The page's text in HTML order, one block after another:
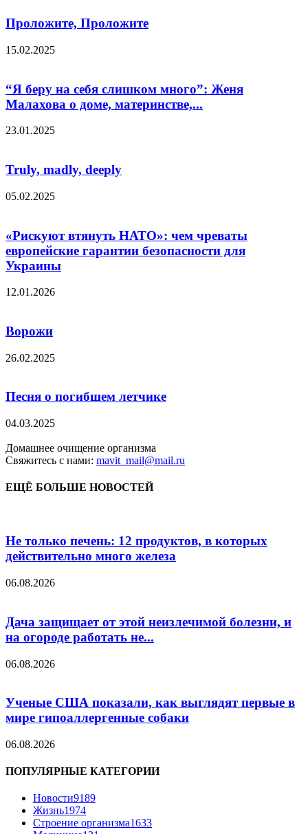
Проложите, Проложите
15.02.2025
“Я беру на себя слишком много”: Женя
Малахова о доме, материнстве,...
23.01.2025
Truly, madly, deeply
05.02.2025
«Рискуют втянуть НАТО»: чем чреваты
европейские гарантии безопасности для
Украины
12.01.2026
Ворожи
26.02.2025
Песня о погибшем летчике
04.03.2025
Домашнее очищение организма
Свяжитесь с нами: mavit_mail@mail.ru
ЕЩЁ БОЛЬШЕ НОВОСТЕЙ
Не только печень: 12 продуктов, в которых
действительно много железа
06.08.2026
Дача защищает от этой неизлечимой болезни, и
на огороде работать не...
06.08.2026
Ученые США показали, как выглядят первые в
мире гипоаллергенные собаки
06.08.2026
ПОПУЛЯРНЫЕ КАТЕГОРИИ
Новости9189
Жизнь1974
Строение организма1633